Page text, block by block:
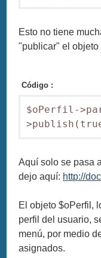
Esto no tiene
"publicar" el objeto
Código :
$oPerfil-
Aquí solo se pasa
dejo aquí: http://
El objeto $oPerfil,
perfil del usuario,
menú, por medio
asignados.